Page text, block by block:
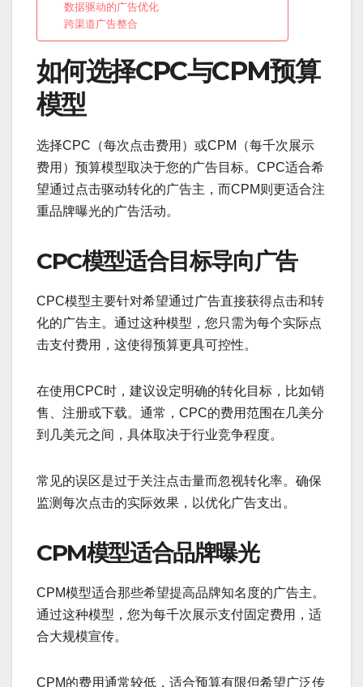
数据驱动的广告优化
跨渠道广告整合
如何选择CPC与CPM预算
模型
选择CPC（每次点击费用）或CPM（每千次展示
费用）预算模型取决于您的广告目标。CPC适合希
望通过点击驱动转化的广告主，而CPM则更适合注
重品牌曝光的广告活动。
CPC模型适合目标导向广告
CPC模型主要针对希望通过广告直接获得点击和转
化的广告主。通过这种模型，您只需为每个实际点
击支付费用，这使得预算更具可控性。
在使用CPC时，建议设定明确的转化目标，比如销
售、注册或下载。通常，CPC的费用范围在几美分
到几美元之间，具体取决于行业竞争程度。
常见的误区是过于关注点击量而忽视转化率。确保
监测每次点击的实际效果，以优化广告支出。
CPM模型适合品牌曝光
CPM模型适合那些希望提高品牌知名度的广告主。
通过这种模型，您为每千次展示支付固定费用，适
合大规模宣传。
CPM的费用通常较低，适合预算有限但希望广泛传